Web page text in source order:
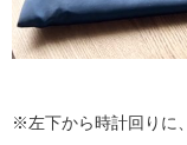
※左下から時計回りに